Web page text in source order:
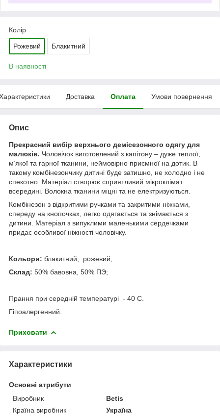
Колір
Рожевий Блакитний
В наявності
Доставка Оплата Умови повернення
Опис
Прекрасний вибір верхнього демісезонного одягу для
малюків. Чоловічок виготовлений з капітону – дуже теплої,
м’якої та гарної тканини, неймовірно приємної на дотик. В
такому комбінезончику дитині буде затишно, не холодно і не
спекотно. Матеріал створює сприятливий мікроклімат
всередині. Волокна тканини міцні та не електризуються.
Комбінезон з відкритими ручками та закритими ніжками,
спереду на кнопочках, легко одягається та знімається з
дитини. Матеріал з випуклими маленькими сердечками
придає особливої ніжності чоловічку.
Кольори: блакитний, рожевий;
Склад: 50% бавовна, 50% ПЭ;
Прання при середній температурі - 40 С.
Гіпоалергенний.
Приховати
Характеристики
Основні атрибути
Виробник
Betis
Країна виробник
Україна